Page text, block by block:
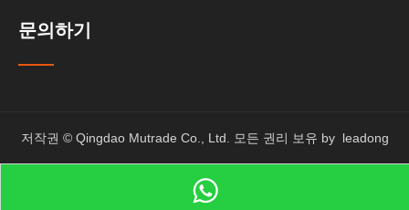
문의하기
저작권 © Qingdao Mutrade Co., Ltd. 모든 권리 보유 by leadong